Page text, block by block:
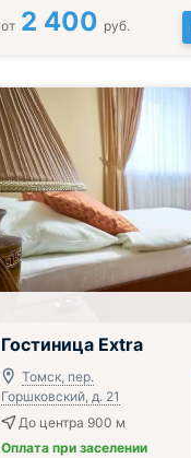
от 2 400 руб.
Гостиница Extra
Томск, пер.
Горшковский, д. 21
До центра 900 м
Оплата при заселении